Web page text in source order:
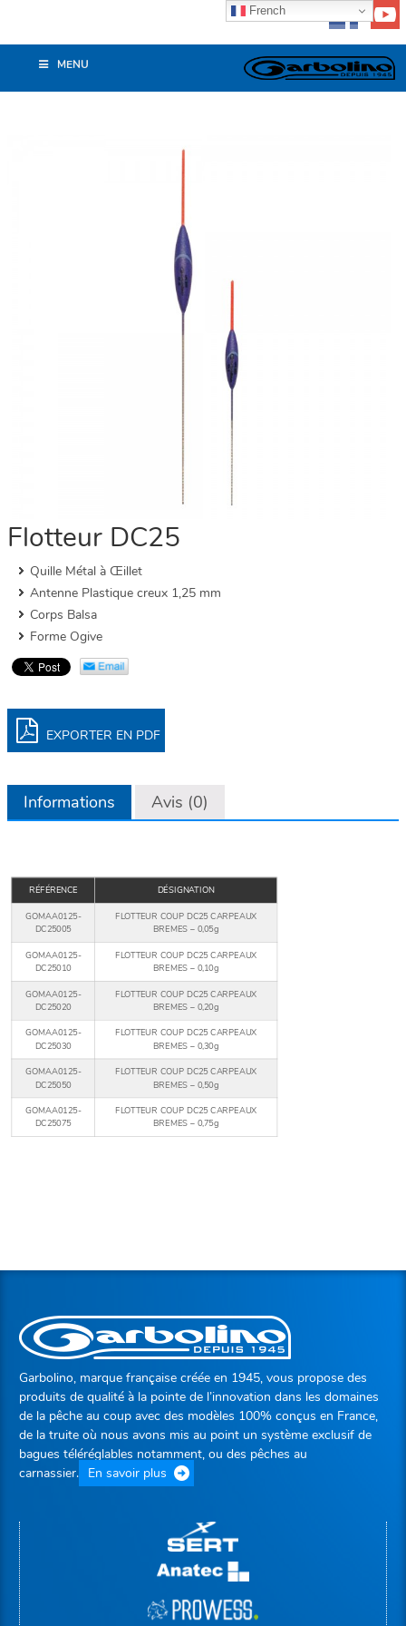
MENU
Flotteur DC25
Quille Métal à Œillet
Antenne Plastique creux 1,25 mm
Corps Balsa
Forme Ogive
EXPORTER EN PDF
Informations Avis (0)
RÉFÉRENCE DÉSIGNATION
GOMAA0125-
DC25005
FLOTTEUR COUP DC25 CARPEAUX
BREMES – 0,05g
GOMAA0125-
DC25010
FLOTTEUR COUP DC25 CARPEAUX
BREMES – 0,10g
GOMAA0125-
DC25020
FLOTTEUR COUP DC25 CARPEAUX
BREMES – 0,20g
GOMAA0125-
DC25030
FLOTTEUR COUP DC25 CARPEAUX
BREMES – 0,30g
GOMAA0125-
DC25050
FLOTTEUR COUP DC25 CARPEAUX
BREMES – 0,50g
GOMAA0125-
DC25075
FLOTTEUR COUP DC25 CARPEAUX
BREMES – 0,75g
Garbolino, marque française créée en 1945, vous propose des
produits de qualité à la pointe de l’innovation dans les domaines
de la pêche au coup avec des modèles 100% conçus en France,
de la truite où nous avons mis au point un système exclusif de
bagues téléréglables notamment, ou des pêches au
carnassier. En savoir plus
French